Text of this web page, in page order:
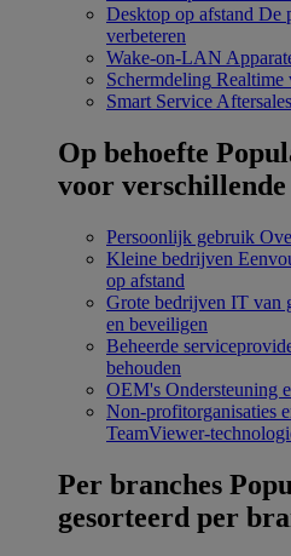
Desktop op afstand De
verbeteren
Wake-on-LAN
Schermdeling Realtime
Smart Service
Op behoefte
voor verschillende
Persoonlijk gebruik
Kleine bedrijven
op afstand
Grote bedrijven IT van
en beveiligen
Beheerde
behouden
OEM's Ondersteuning
Non-profitorganisaties
TeamViewer-
Per branches
gesorteerd per